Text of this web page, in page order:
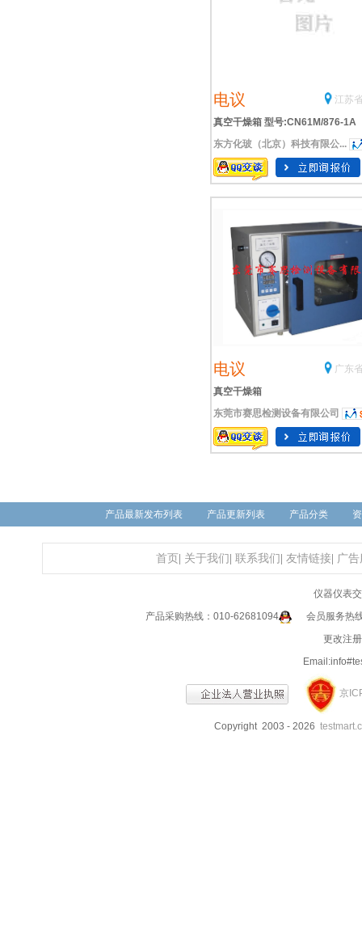
电议
江苏
真空干燥箱 型号:CN61M/876-1A
东方化玻（北京）科技有限公...
电议
广东
真空干燥箱
东莞市赛思检测设备有限公司
产品最新发布列表 产品更新列表 产品分类
首页 关于我们 联系我们 友情链接| 广告
仪器仪表
产品采购热线：010-62681094
会员服务热
更改注
京
Copyright 2003 - 2026